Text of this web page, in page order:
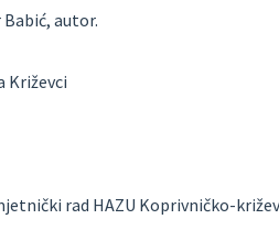
autor.
Križevci
rad HAZU Koprivničko-